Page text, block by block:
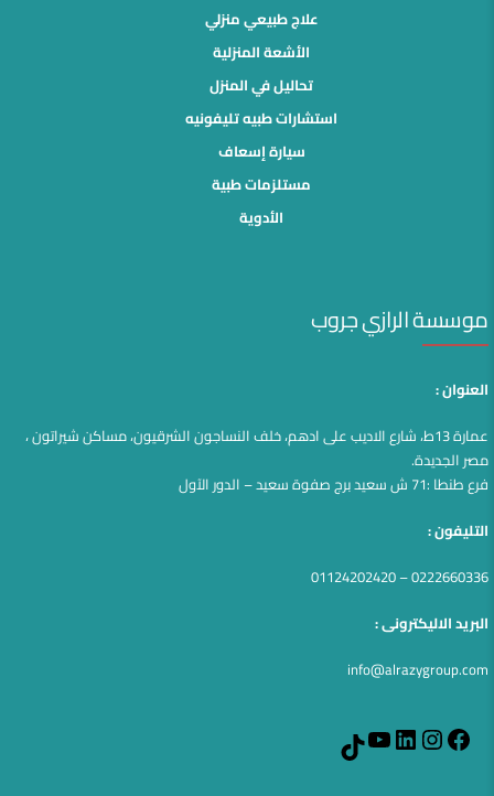
علاج طبيعي منزلي
الأشعة المنزلية
تحاليل في المنزل
استشارات طبيه تليفونيه
سيارة إسعاف
مستلزمات طبية
الأدوية
موسسة الرازي جروب
العنوان :
عمارة 13ط، شارع الاديب على ادهم، خلف النساجون الشرقيون، مساكن شيراتون ،
مصر الجديدة.
فرع طنطا :71 ش سعيد برج صفوة سعيد – الدور الآول
التليفون :
0222660336 – 01124202420
البريد الاليكترونى :
info@alrazygroup.com
Facebook
Instagram
LinkedIn
YouTube